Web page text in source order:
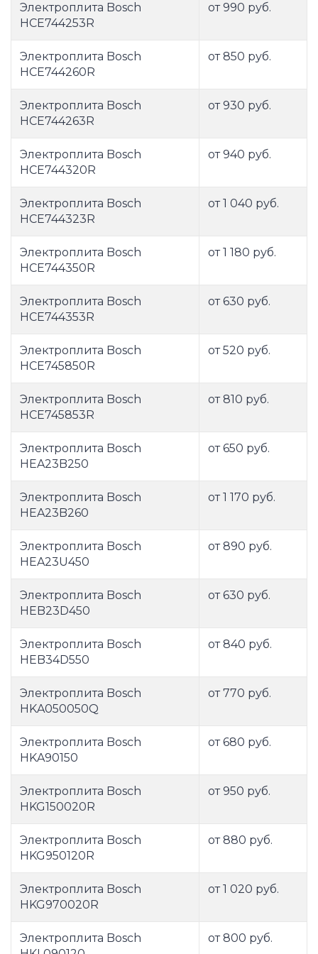
Электроплита Bosch
HCE744253R
от 990 руб.
Электроплита Bosch
HCE744260R
от 850 руб.
Электроплита Bosch
HCE744263R
от 930 руб.
Электроплита Bosch
HCE744320R
от 940 руб.
Электроплита Bosch
HCE744323R
от 1 040 руб.
Электроплита Bosch
HCE744350R
от 1 180 руб.
Электроплита Bosch
HCE744353R
от 630 руб.
Электроплита Bosch
HCE745850R
от 520 руб.
Электроплита Bosch
HCE745853R
от 810 руб.
Электроплита Bosch
HEA23B250
от 650 руб.
Электроплита Bosch
HEA23B260
от 1 170 руб.
Электроплита Bosch
HEA23U450
от 890 руб.
Электроплита Bosch
HEB23D450
от 630 руб.
Электроплита Bosch
HEB34D550
от 840 руб.
Электроплита Bosch
HKA050050Q
от 770 руб.
Электроплита Bosch
HKA90150
от 680 руб.
Электроплита Bosch
HKG150020R
от 950 руб.
Электроплита Bosch
HKG950120R
от 880 руб.
Электроплита Bosch
HKG970020R
от 1 020 руб.
Электроплита Bosch
от 800 руб.